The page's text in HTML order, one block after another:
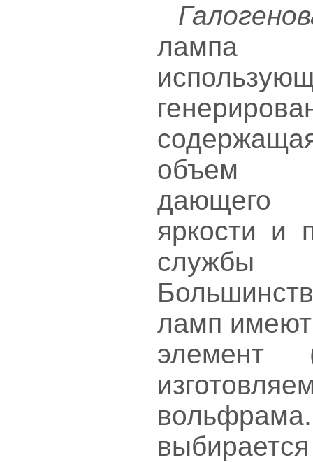
лампа
объем
яркости и
ламп имеют
элемент